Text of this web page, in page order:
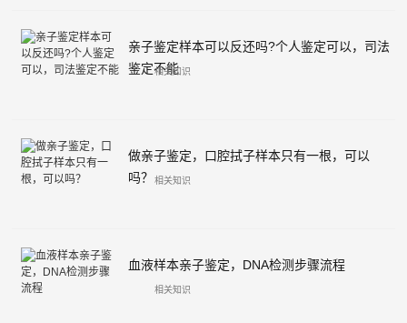
亲子鉴定样本可以反还吗?个人鉴定可以，司法
鉴定不能
相关知识
做亲子鉴定，口腔拭子样本只有一根，可以
吗？
相关知识
血液样本亲子鉴定，DNA检测步骤流程
相关知识